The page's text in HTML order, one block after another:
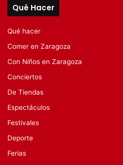
Qué Hacer
Qué hacer
Comer en Zaragoza
Con Niños en Zaragoza
Conciertos
De Tiendas
Espectáculos
Festivales
Deporte
Ferias